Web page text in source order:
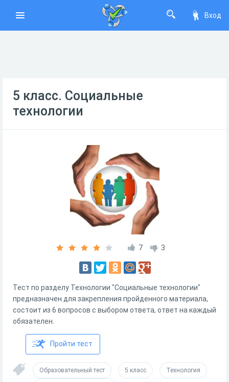
Вход
5 класс. Социальные
технологии
7 3
Тест по разделу Технологии "Социальные технологии"
предназначен для закрепления пройденного материала,
состоит из 6 вопросов с выбором ответа, ответ на каждый
обязателен.
Пройти тест
Образовательный тест 5 класс Технология